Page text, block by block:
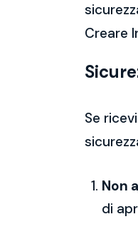
Creare
Se
Non
di